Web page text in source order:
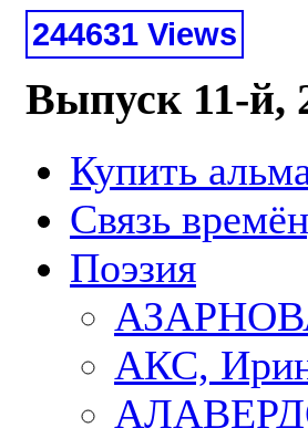
244631 Views
Выпуск 11-й,
Купить
Связь
Поэзия
АКС,